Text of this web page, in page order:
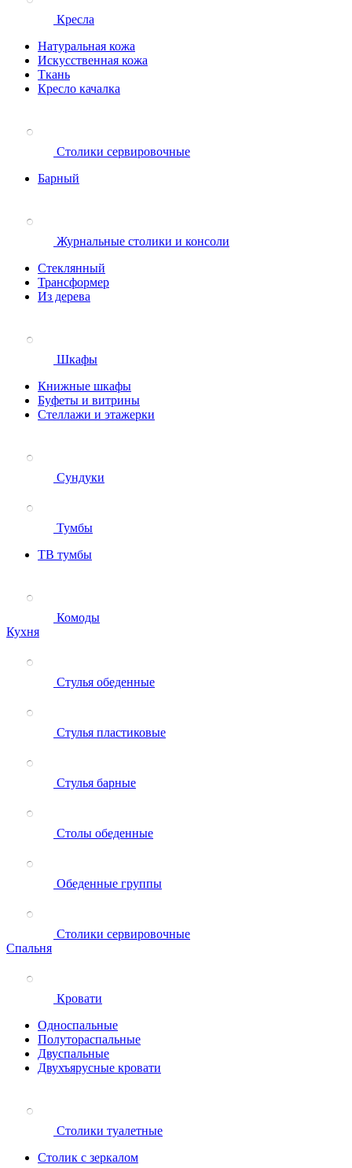
Кресла
Натуральная кожа
Искусственная кожа
Ткань
Кресло качалка
Столики сервировочные
Барный
Журнальные столики и консоли
Стеклянный
Трансформер
Из дерева
Шкафы
Книжные шкафы
Буфеты и витрины
Стеллажи и этажерки
Сундуки
Тумбы
ТВ тумбы
Комоды
Кухня
Стулья обеденные
Стулья пластиковые
Стулья барные
Столы обеденные
Обеденные группы
Столики сервировочные
Спальня
Кровати
Односпальные
Полутораспальные
Двуспальные
Двухъярусные кровати
Столики туалетные
Столик с зеркалом